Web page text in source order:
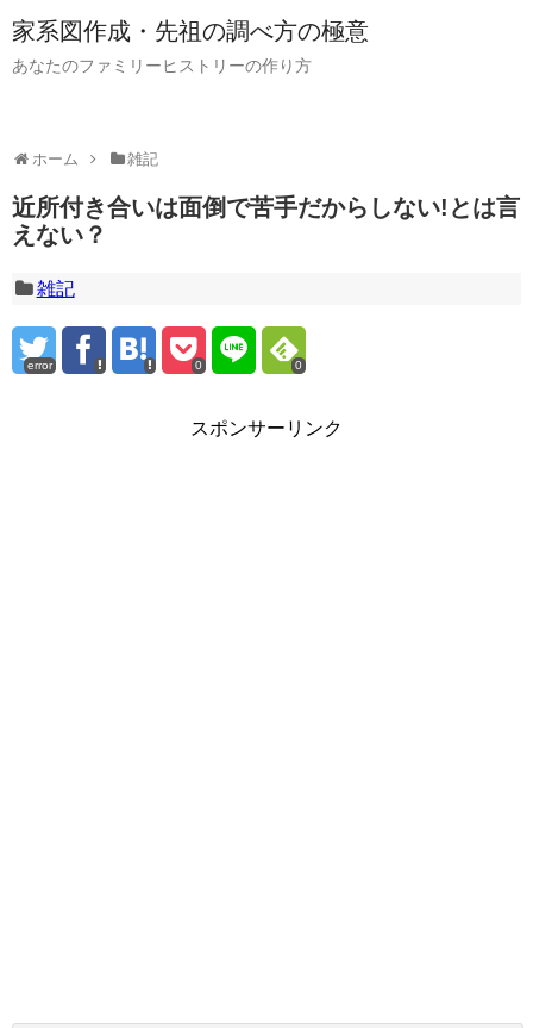
家系図作成・先祖の調べ方の極意
あなたのファミリーヒストリーの作り方
ホーム 雑記
近所付き合いは面倒で苦手だからしない!とは言
えない？
雑記
error 0 0
スポンサーリンク